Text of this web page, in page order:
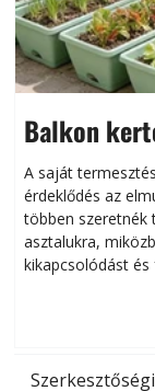
Balkon
A saját
érdeklődés az
többen szeretnék
asztalukra,
kikapcsolódást
Szerkesztőségi